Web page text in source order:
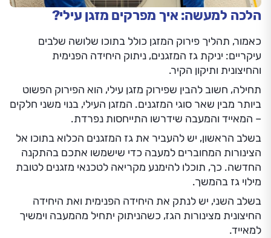
הלכה למעשה: איך מפרקים מזגן עילי?
כאמור, תהליך פירוק המזגן כולל בתוכו שלושה שלבים
עיקריים: יניקת גז המזגנים, ניתוק היחידה הפנימית
והחיצונית ותיקון הקיר.
תחילה, חשוב להבין שפירוק מזגן עילי, הוא הפירוק הפשוט
ביותר מבין שאר סוגי המזגנים. המזגן העילי, בנוי משני חלקים
– המאייד והמעבה שידרשו התייחסות נפרדת.
בשלב הראשון, יש להעביר את גז המזגנים הכלוא בתוכו אל
הצינורות המחוברים למעבה כדי שישמשו אתכם בהתקנה
החדשה. כך, תוכלו להימנע מקריאה לטכנאי מזגנים לטובת
מילוי גז בהמשך.
בשלב השני, יש לנתק את היחידה הפנימית ואת היחידה
החיצונית מצינורות הגז, כשהניתוק יתחיל מהמעבה וימשיך
למאייד.